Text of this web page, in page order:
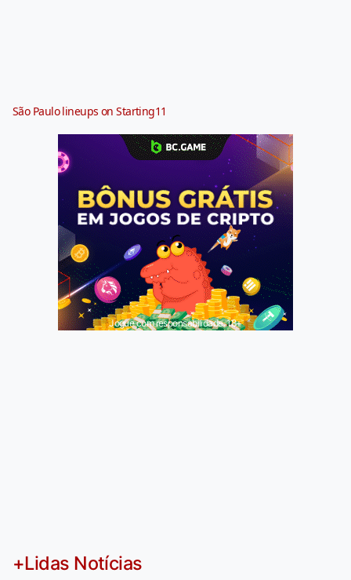
São Paulo lineups on Starting11
Jogue com responsabilidade. 18+
+Lidas Notícias